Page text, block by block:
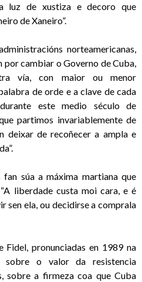
luz de xustiza e decoro que
de Xaneiro”.
norteamericanas,
por cambiar o Governo de Cuba,
vía, con maior ou menor
de orde e a clave de cada
este medio século de
partimos invariablemente de
deixar de recoñecer a ampla e
súa a máxima martiana que
liberdade custa moi cara, e é
sen ela, ou decidirse a comprala
Fidel, pronunciadas en 1989 na
sobre o valor da resistencia
sobre a firmeza coa que Cuba